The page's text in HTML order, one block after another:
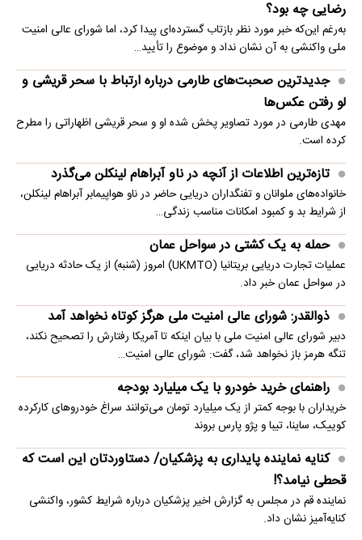
رضایی چه بود؟
به‌رغم این‌که خبر مورد نظر بازتاب گسترده‌ای پیدا کرد، اما شورای عالی امنیت
ملی واکنشی به آن نشان نداد و موضوع را تأیید…
جدیدترین صحبت‌های طارمی درباره ارتباط با سحر قریشی و
لو رفتن عکس‌ها
مهدی طارمی در مورد تصاویر پخش شده او و سحر قریشی اظهاراتی را مطرح
کرده است.
تازه‌ترین اطلاعات از آنچه در ناو آبراهام لینکلن می‌گذرد
خانواده‌های ملوانان و تفنگداران دریایی حاضر در ناو هواپیمابر آبراهام لینکلن،
از شرایط بد و کمبود امکانات مناسب زندگی…
حمله به یک کشتی در سواحل عمان
عملیات تجارت دریایی بریتانیا (UKMTO) امروز (شنبه) از یک حادثه دریایی
در سواحل عمان خبر داد.
ذوالقدر: شورای عالی امنیت ملی هرگز کوتاه نخواهد آمد
دبیر شورای عالی امنیت ملی با بیان اینکه تا آمریکا رفتارش را تصحیح نکند،
تنگه هرمز باز نخواهد شد، گفت: شورای عالی امنیت…
راهنمای خرید خودرو با یک میلیارد بودجه
خریداران با بوجه کمتر از یک میلیارد تومان می‌توانند سراغ خودروهای کارکرده
کوییک، ساینا، تیبا و پژو پارس بروند
کنایه نماینده پایداری به پزشکیان/ دستاوردتان این است که
قحطی نیامد؟!
نماینده قم در مجلس به گزارش اخیر پزشکیان درباره شرایط کشور، واکنشی
کنایه‌آمیز نشان داد.